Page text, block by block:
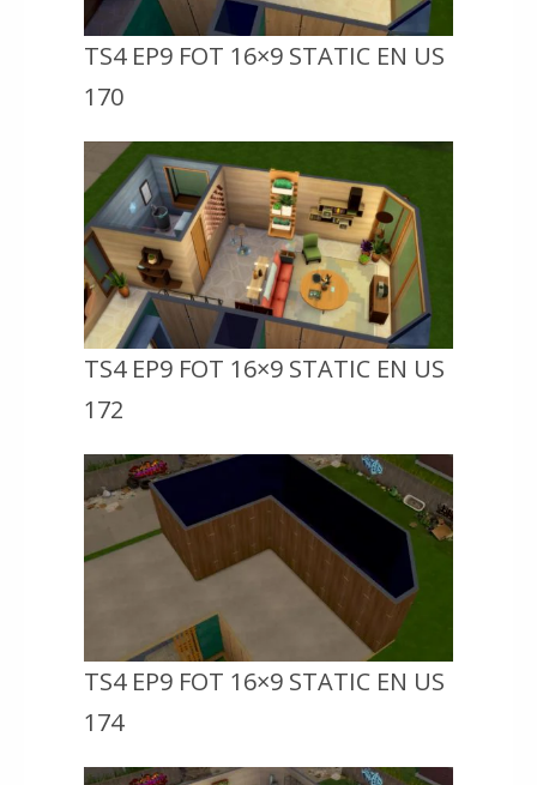
TS4 EP9 FOT 16×9 STATIC EN US
170
TS4 EP9 FOT 16×9 STATIC EN US
172
TS4 EP9 FOT 16×9 STATIC EN US
174